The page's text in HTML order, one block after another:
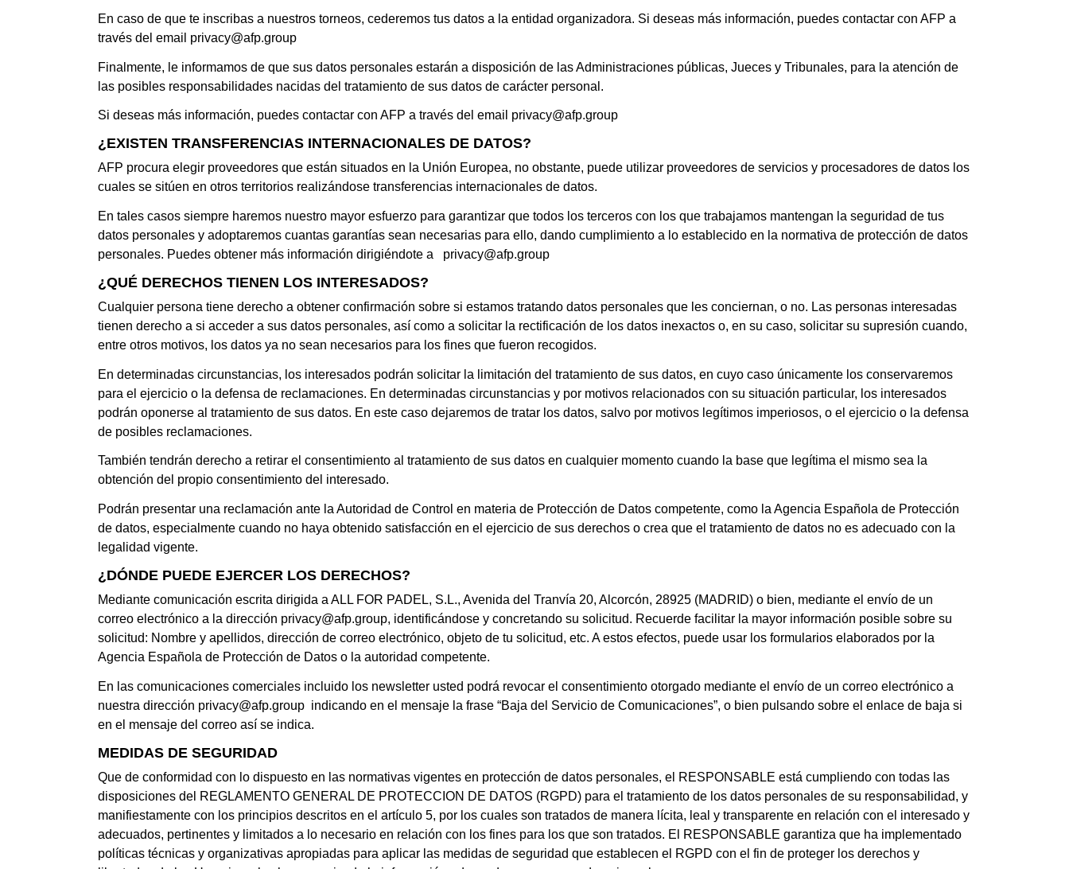
En caso de que te inscribas a nuestros torneos, cederemos tus datos a la entidad organizadora. Si deseas más información, puedes contactar con AFP a
través del email privacy@afp.group
Finalmente, le informamos de que sus datos personales estarán a disposición de las Administraciones públicas, Jueces y Tribunales, para la atención de
las posibles responsabilidades nacidas del tratamiento de sus datos de carácter personal.
Si deseas más información, puedes contactar con AFP a través del email privacy@afp.group
¿EXISTEN TRANSFERENCIAS INTERNACIONALES DE DATOS?
AFP procura elegir proveedores que están situados en la Unión Europea, no obstante, puede utilizar proveedores de servicios y procesadores de datos los
cuales se sitúen en otros territorios realizándose transferencias internacionales de datos.
En tales casos siempre haremos nuestro mayor esfuerzo para garantizar que todos los terceros con los que trabajamos mantengan la seguridad de tus
datos personales y adoptaremos cuantas garantías sean necesarias para ello, dando cumplimiento a lo establecido en la normativa de protección de datos
personales. Puedes obtener más información dirigiéndote a privacy@afp.group
¿QUÉ DERECHOS TIENEN LOS INTERESADOS?
Cualquier persona tiene derecho a obtener confirmación sobre si estamos tratando datos personales que les conciernan, o no. Las personas interesadas
tienen derecho a si acceder a sus datos personales, así como a solicitar la rectificación de los datos inexactos o, en su caso, solicitar su supresión cuando,
entre otros motivos, los datos ya no sean necesarios para los fines que fueron recogidos.
En determinadas circunstancias, los interesados podrán solicitar la limitación del tratamiento de sus datos, en cuyo caso únicamente los conservaremos
para el ejercicio o la defensa de reclamaciones. En determinadas circunstancias y por motivos relacionados con su situación particular, los interesados
podrán oponerse al tratamiento de sus datos. En este caso dejaremos de tratar los datos, salvo por motivos legítimos imperiosos, o el ejercicio o la defensa
de posibles reclamaciones.
También tendrán derecho a retirar el consentimiento al tratamiento de sus datos en cualquier momento cuando la base que legítima el mismo sea la
obtención del propio consentimiento del interesado.
Podrán presentar una reclamación ante la Autoridad de Control en materia de Protección de Datos competente, como la Agencia Española de Protección
de datos, especialmente cuando no haya obtenido satisfacción en el ejercicio de sus derechos o crea que el tratamiento de datos no es adecuado con la
legalidad vigente.
¿DÓNDE PUEDE EJERCER LOS DERECHOS?
Mediante comunicación escrita dirigida a ALL FOR PADEL, S.L., Avenida del Tranvía 20, Alcorcón, 28925 (MADRID) o bien, mediante el envío de un
correo electrónico a la dirección privacy@afp.group, identificándose y concretando su solicitud. Recuerde facilitar la mayor información posible sobre su
solicitud: Nombre y apellidos, dirección de correo electrónico, objeto de tu solicitud, etc. A estos efectos, puede usar los formularios elaborados por la
Agencia Española de Protección de Datos o la autoridad competente.
En las comunicaciones comerciales incluido los newsletter usted podrá revocar el consentimiento otorgado mediante el envío de un correo electrónico a
nuestra dirección privacy@afp.groupindicando en el mensaje la frase “Baja del Servicio de Comunicaciones”, o bien pulsando sobre el enlace de baja si
en el mensaje del correo así se indica.
MEDIDAS DE SEGURIDAD
Que de conformidad con lo dispuesto en las normativas vigentes en protección de datos personales, el RESPONSABLE está cumpliendo con todas las
disposiciones del REGLAMENTO GENERAL DE PROTECCION DE DATOS (RGPD) para el tratamiento de los datos personales de su responsabilidad, y
manifiestamente con los principios descritos en el artículo 5, por los cuales son tratados de manera lícita, leal y transparente en relación con el interesado y
adecuados, pertinentes y limitados a lo necesario en relación con los fines para los que son tratados. El RESPONSABLE garantiza que ha implementado
políticas técnicas y organizativas apropiadas para aplicar las medidas de seguridad que establecen el RGPD con el fin de proteger los derechos y